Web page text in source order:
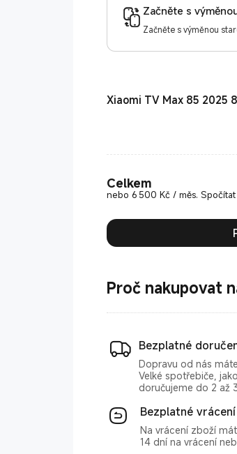
Začněte s
Začněte s výměnou
Xiaomi TV Max 85 2025
Celkem
nebo 6 500 Kč / měs.
Proč nakupovat
Bezplatné
Dopravu od nás
Velké spotřebiče,
doručujeme do 2 až
Bezplatné vrácení
Na vrácení zboží
14 dní na vrácení